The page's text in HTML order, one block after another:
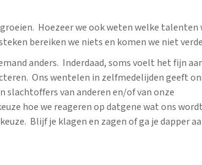
Hoezeer we ook weten welke talenten
bereiken we niets en komen we niet
anders. Inderdaad, soms voelt het fijn
Ons wentelen in zelfmedelijden geeft
slachtoffers van anderen en/of van onze
hoe we reageren op datgene wat ons wordt
Blijf je klagen en zagen of ga je dapper